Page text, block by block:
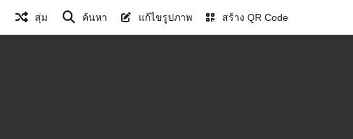
สุ่ม ค้นหา แก้ไขรูปภาพ สร้าง QR Code